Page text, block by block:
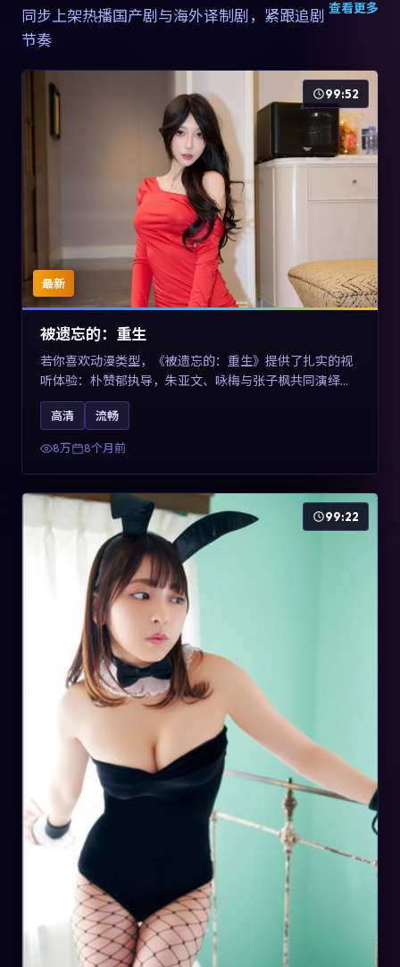
同步上架热播国产剧与海外译制剧，紧跟追剧
节奏
查看更多
最新
99:52
被遗忘的：重生
若你喜欢动漫类型，《被遗忘的：重生》提供了扎实的视
听体验：朴赞郁执导，朱亚文、咏梅与张子枫共同演绎。
影片2025年于法国上映，内容用喜剧外壳包裹对现实规则
的温和反讽，关键词包含高清流畅、人物关系与情节反
转，适合检索「2025动漫」「法国电影」的用户。
高清 流畅
8万 8个月前
99:22